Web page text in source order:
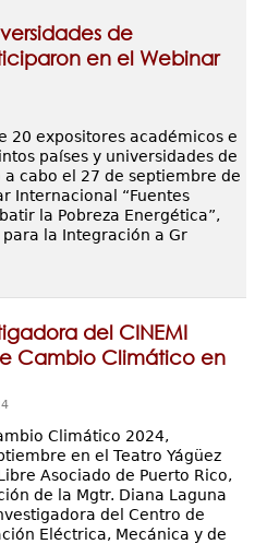
de
en el Webinar
20 expositores académicos e
países y universidades de
cabo el 27 de septiembre de
Internacional “Fuentes
la Pobreza Energética”,
la Integración a Gr
del CINEMI
Cambio Climático en
Climático 2024,
en el Teatro Yágüez
Asociado de Puerto Rico,
de la Mgtr. Diana Laguna
del Centro de
Eléctrica, Mecánica y de